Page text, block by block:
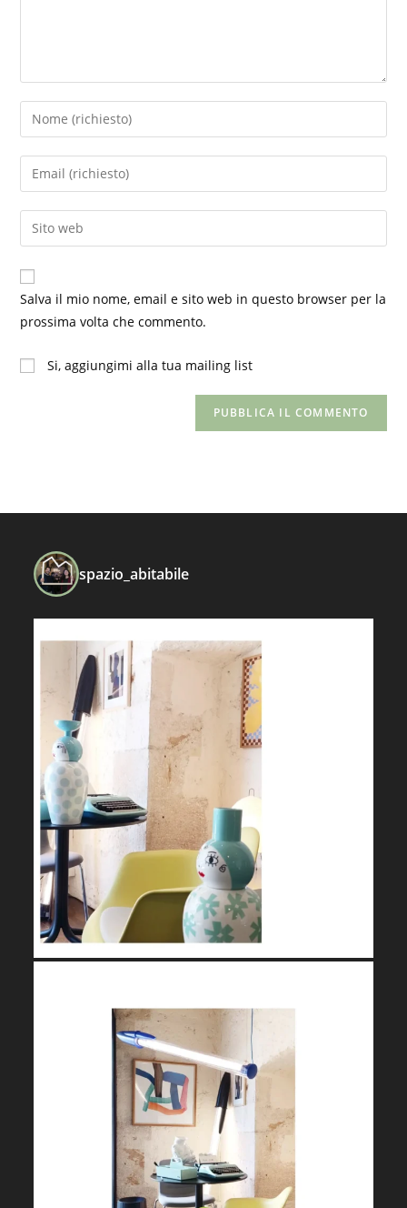
Inserisci
il
tuo
nome
nome
utente
per
commentare
Inserisci
il
tuo
indirizzo
per
commentare
Inserisci
l'URL
del
sito
(facoltativo)
Salva il mio nome, email e sito web in questo browser per la
prossima volta che commento.
Si, aggiungimi alla tua mailing list
spazio_abitabile